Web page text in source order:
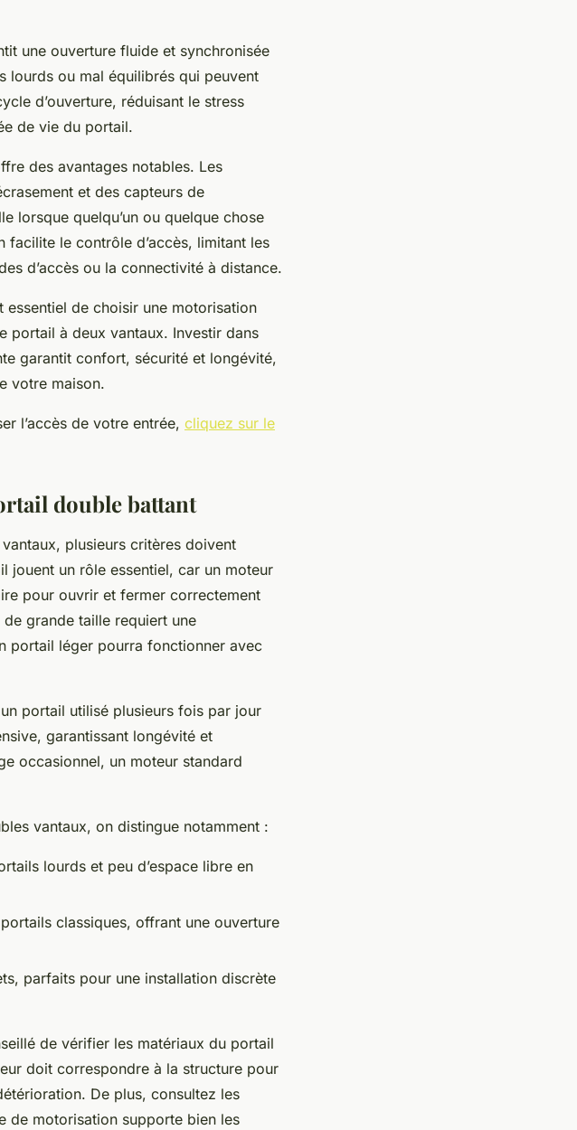
une ouverture fluide et synchronisée
lourds ou mal équilibrés qui peuvent
d’ouverture, réduisant le stress
de vie du portail.
des avantages notables. Les
et des capteurs de
lorsque quelqu’un ou quelque chose
le contrôle d’accès, limitant les
d’accès ou la connectivité à distance.
de choisir une motorisation
portail à deux vantaux. Investir dans
garantit confort, sécurité et longévité,
votre maison.
l’accès de votre entrée, cliquez sur le
double battant
plusieurs critères doivent
un rôle essentiel, car un moteur
pour ouvrir et fermer correctement
grande taille requiert une
portail léger pourra fonctionner avec
portail utilisé plusieurs fois par jour
garantissant longévité et
occasionnel, un moteur standard
vantaux, on distingue notamment :
lourds et peu d’espace libre en
classiques, offrant une ouverture
parfaits pour une installation discrète
de vérifier les matériaux du portail
doit correspondre à la structure pour
De plus, consultez les
de motorisation supporte bien les